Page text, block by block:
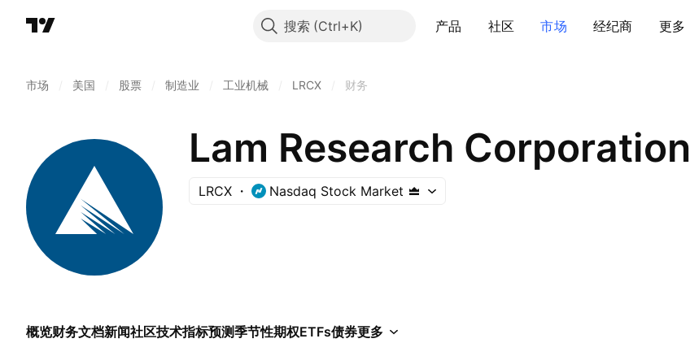
搜索 产品 社区 市场 经纪商 更多
市场 美国 股票 制造业 工业机械 LRCX 财务
Lam Research Corporation
LRCX Nasdaq Stock Market
概览财务文档新闻社区技术指标预测季节性期权ETFs债券更多